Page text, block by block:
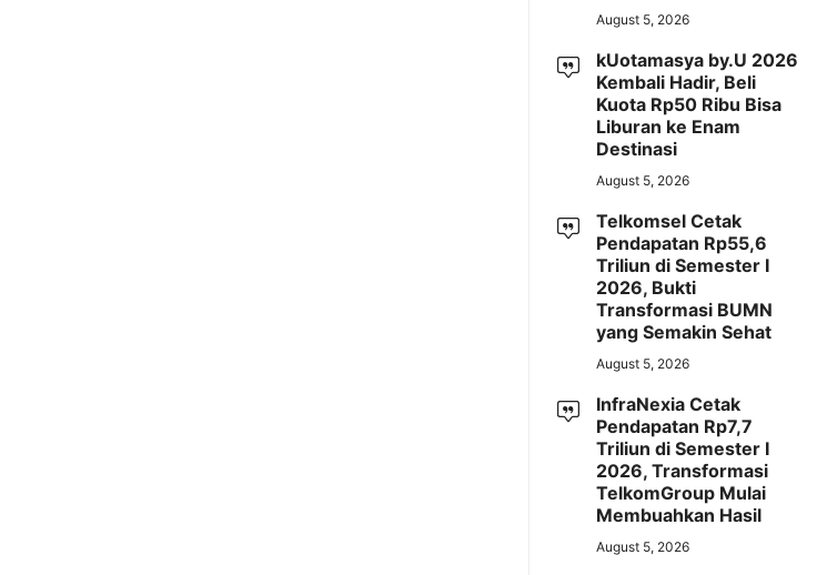
August 5, 2026
kUotamasya by.U 2026
Kembali Hadir, Beli
Kuota Rp50 Ribu Bisa
Liburan ke Enam
Destinasi
August 5, 2026
Telkomsel Cetak
Pendapatan Rp55,6
Triliun di Semester I
2026, Bukti
Transformasi BUMN
yang Semakin Sehat
August 5, 2026
InfraNexia Cetak
Pendapatan Rp7,7
Triliun di Semester I
2026, Transformasi
TelkomGroup Mulai
Membuahkan Hasil
August 5, 2026